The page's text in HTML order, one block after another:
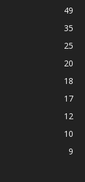
49
35
25
20
18
17
12
10
9